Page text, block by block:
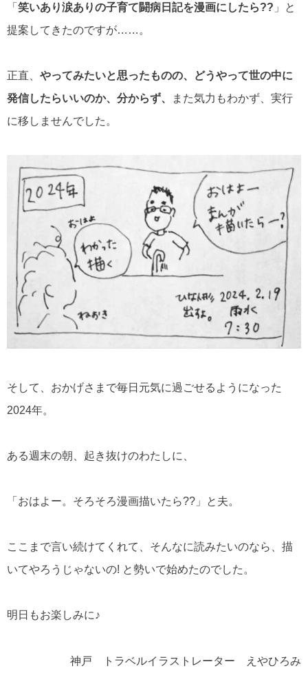
「 笑いあり涙ありの子育て闘病日記を漫画にしたら?? 」と
提案してきたのですが……。
正直、 やってみたいと思ったものの、どうやって世の中に
発信したらいいのか、分からず、
また気力もわかず、実行
に移しませんでした。
そして、おかげさまで毎日元気に過ごせるようになった
2024年。
ある週末の朝、起き抜けのわたしに、
「おはよー。そろそろ漫画描いたら??」と夫。
ここまで言い続けてくれて、そんなに読みたいのなら、描
いてやろうじゃないの! と勢いで始めたのでした。
明日もお楽しみに♪
神戸 トラベルイラストレーター えやひろみ